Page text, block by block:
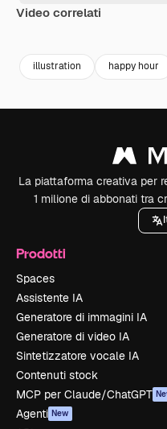
Video correlati
illustration happy hour
La piattaforma creativa per
1 milione di abbonati tra
Prodotti
Spaces
Assistente IA
Generatore di immagini IA
Generatore di video IA
Sintetizzatore vocale IA
Contenuti stock
MCP per Claude/ChatGPT
Agenti New